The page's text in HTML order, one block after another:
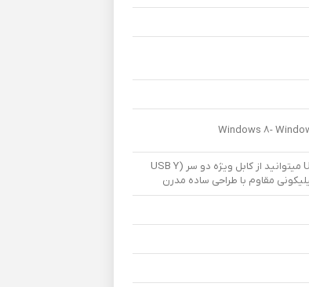
Windows 8-
ساختار سه لایه برای دفع کامل ضربه – جهت اتصال به درگاه USB 2.0 میتوانید از کابل ویژه دو سر (USB Y